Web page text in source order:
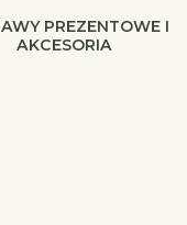
PREZENTOWE I
AKCESORIA